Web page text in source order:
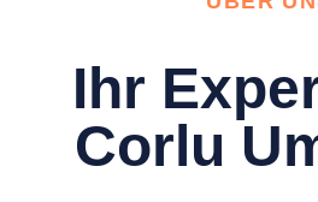
Ihr
Corlu